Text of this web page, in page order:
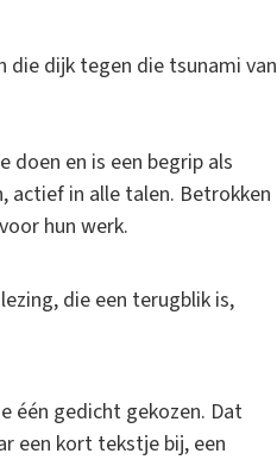
die dijk tegen die tsunami van
en is een begrip als
actief in alle talen. Betrokken
hun werk.
die een terugblik is,
één gedicht gekozen. Dat
een kort tekstje bij, een